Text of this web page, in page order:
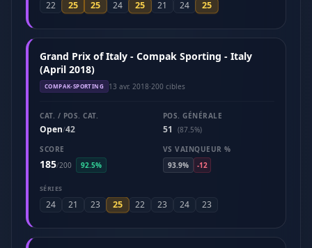
22 25 25 24 25 21 24 25
Grand Prix of Italy - Compak Sporting - Italy
(April 2018)
COMPAK-SPORTING 13 avr. 2018·200 cibles
CAT. / POS. CAT.
Open/42
POS. GÉNÉRALE
51
(87.5%)
SCORE
185/200 92.5%
VS VAINQUEUR %
93.9%
-12
SÉRIES
24 21 23 25 22 23 24 23